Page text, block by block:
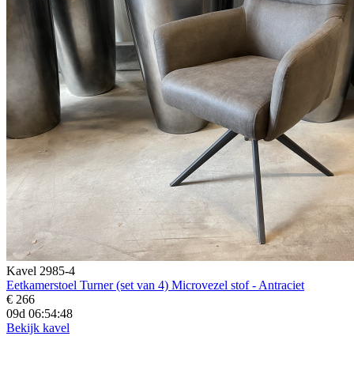
Kavel 2985-4
Eetkamerstoel Turner (set van 4) Microvezel stof - Antraciet
€ 266
09d 06:54:46
Bekijk kavel